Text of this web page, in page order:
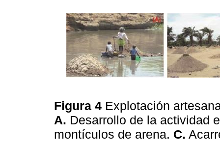
Figura 4 Explotación
A. Desarrollo de la actividad
montículos de arena. C.